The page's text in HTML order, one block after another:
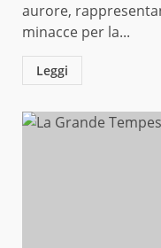
aurore,
minacce per la...
Leggi